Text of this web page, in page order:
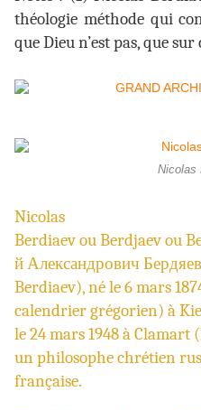
théologie méthode qui
que Dieu n’est pas, que sur
Nicolas
Nicolas
Berdiaev ou Berdjaev ou
й Александрович
Berdiaev), né le 6 mars
calendrier grégorien) à
le24mars1948àClamart (
unphilosophechrétien
française.